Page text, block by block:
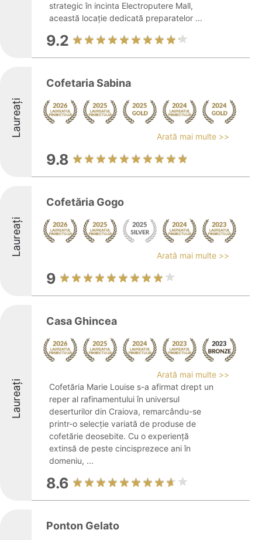
strategic în incinta Electroputere Mall,
această locație dedicată preparatelor ...
9.2
Laureați
Cofetaria Sabina
Arată mai multe >>
9.8
Laureați
Cofetăria Gogo
Arată mai multe >>
9
Laureați
Casa Ghincea
Arată mai multe >>
Cofetăria Marie Louise s-a afirmat drept un
reper al rafinamentului în universul
deserturilor din Craiova, remarcându-se
printr-o selecție variată de produse de
cofetărie deosebite. Cu o experiență
extinsă de peste cincisprezece ani în
domeniu, ...
8.6
Ponton Gelato